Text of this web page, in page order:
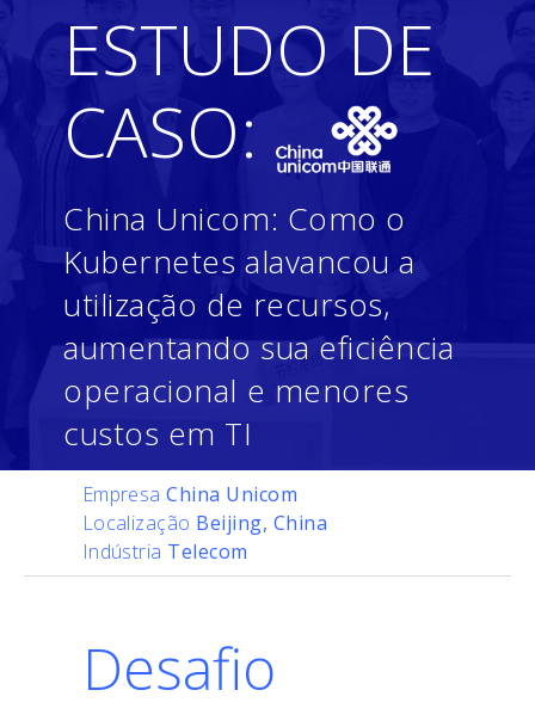
ESTUDO DE
CASO:
China Unicom: Como o
Kubernetes alavancou a
utilização de recursos,
aumentando sua eficiência
operacional e menores
custos em TI
EmpresaChina Unicom
Localização Beijing, China
Indústria Telecom
Desafio